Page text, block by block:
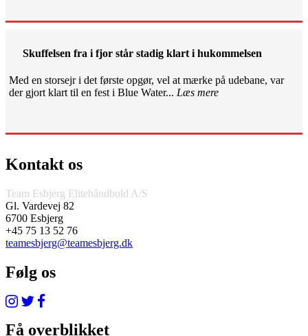
Skuffelsen fra i fjor står stadig klart i hukommelsen
Med en storsejr i det første opgør, vel at mærke på udebane, var
der gjort klart til en fest i Blue Water... Læs mere
Kontakt os
Team Esbjerg Elitehåndbold A/S
Gl. Vardevej 82
6700 Esbjerg
+45 75 13 52 76
teamesbjerg@teamesbjerg.dk
Følg os
Få overblikket